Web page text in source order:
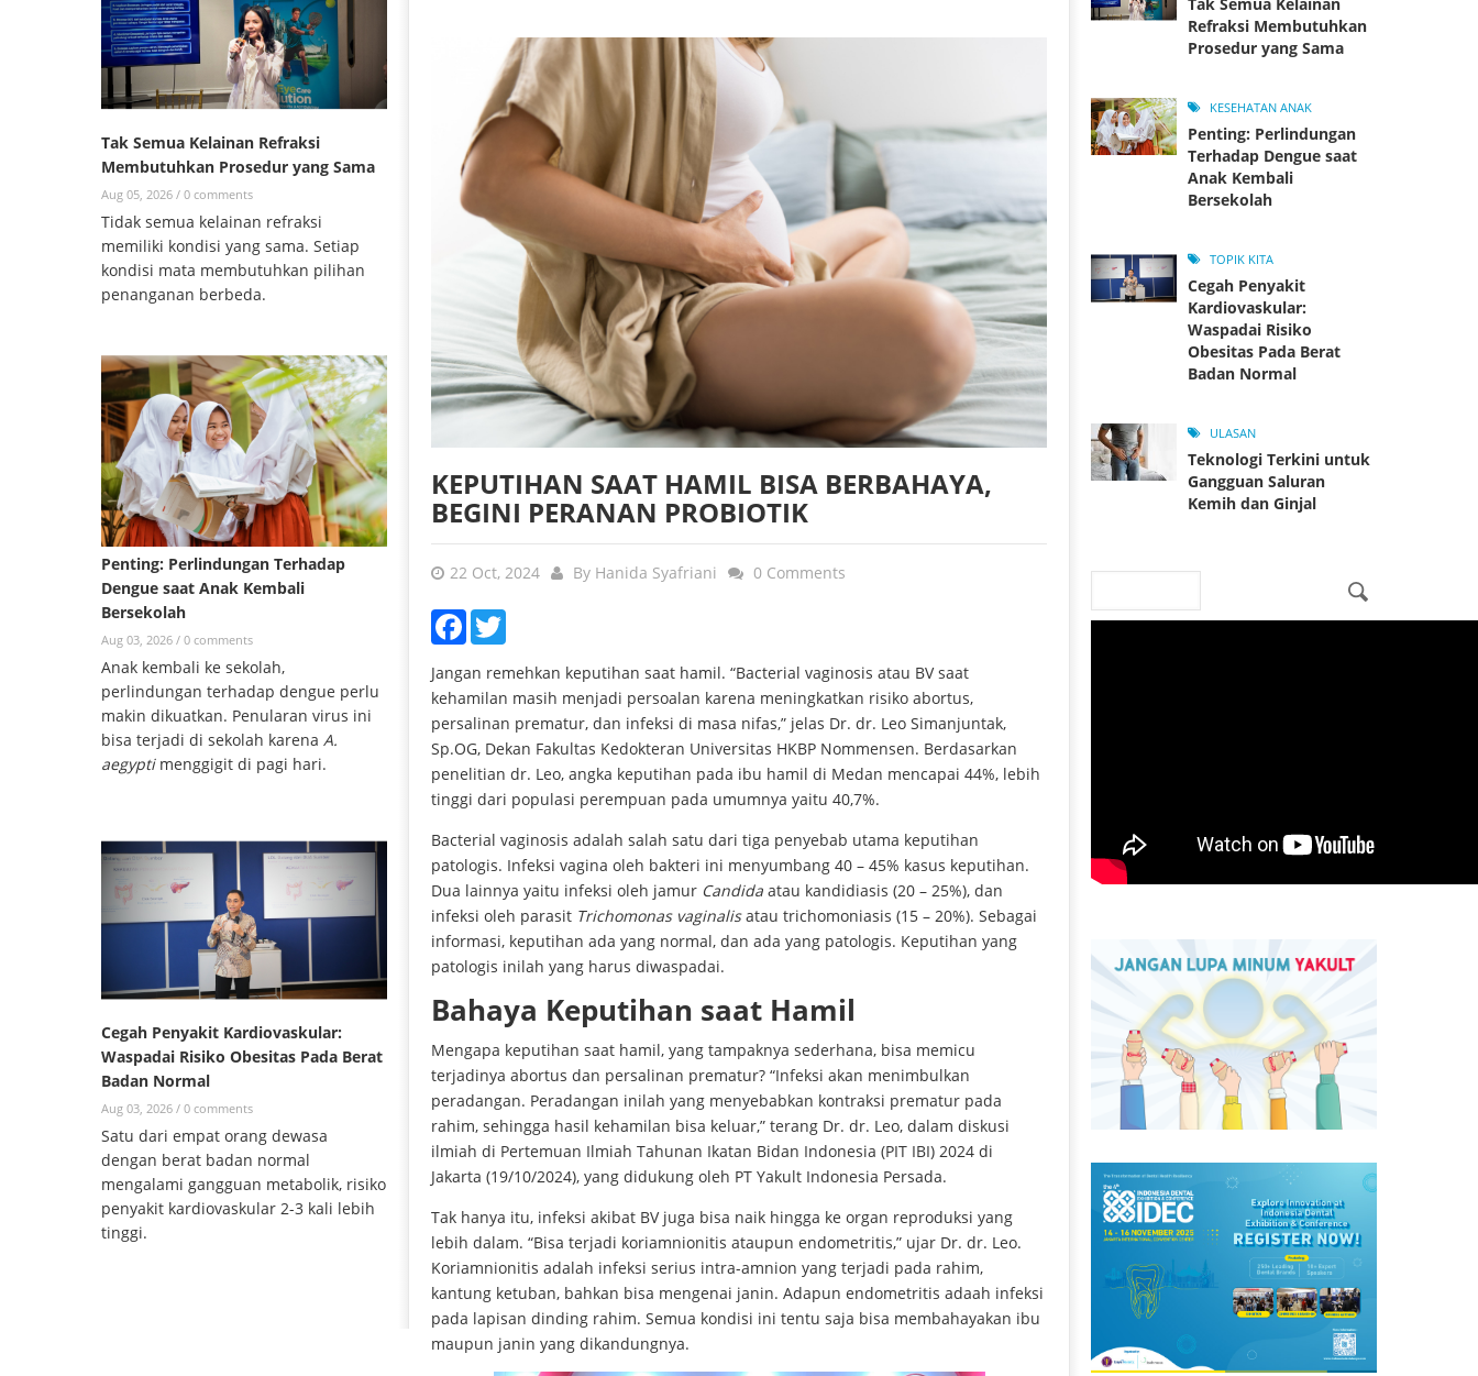
KEPUTIHAN SAAT HAMIL BISA BERBAHAYA,
BEGINI PERANAN PROBIOTIK
22 Oct, 2024 By Hanida Syafriani 0 Comments
Facebook
Jangan remehkan keputihan saat hamil. “Bacterial vaginosis atau BV saat
kehamilan masih menjadi persoalan karena meningkatkan risiko abortus,
persalinan prematur, dan infeksi di masa nifas,” jelas Dr. dr. Leo Simanjuntak,
Sp.OG, Dekan Fakultas Kedokteran Universitas HKBP Nommensen. Berdasarkan
penelitian dr. Leo, angka keputihan pada ibu hamil di Medan mencapai 44%, lebih
tinggi dari populasi perempuan pada umumnya yaitu 40,7%.
Bacterial vaginosis adalah salah satu dari tiga penyebab utama keputihan
patologis. Infeksi vagina oleh bakteri ini menyumbang 40 – 45% kasus keputihan.
Dua lainnya yaitu infeksi oleh jamur Candida atau kandidiasis (20 – 25%), dan
infeksi oleh parasit Trichomonas vaginalisatau trichomoniasis (15 – 20%). Sebagai
informasi, keputihan ada yang normal, dan ada yang patologis. Keputihan yang
patologis inilah yang harus diwaspadai.
Bahaya Keputihan saat Hamil
Mengapa keputihan saat hamil, yang tampaknya sederhana, bisa memicu
terjadinya abortus dan persalinan prematur? “Infeksi akan menimbulkan
peradangan. Peradangan inilah yang menyebabkan kontraksi prematur pada
rahim, sehingga hasil kehamilan bisa keluar,” terang Dr. dr. Leo, dalam diskusi
ilmiah di Pertemuan Ilmiah Tahunan Ikatan Bidan Indonesia (PIT IBI) 2024 di
Jakarta (19/10/2024), yang didukung oleh PT Yakult Indonesia Persada.
Tak hanya itu, infeksi akibat BV juga bisa naik hingga ke organ reproduksi yang
lebih dalam. “Bisa terjadi koriamnionitis ataupun endometritis,” ujar Dr. dr. Leo.
Koriamnionitis adalah infeksi serius intra-amnion yang terjadi pada rahim,
kantung ketuban, bahkan bisa mengenai janin. Adapun endometritis adaah infeksi
pada lapisan dinding rahim. Semua kondisi ini tentu saja bisa membahayakan ibu
maupun janin yang dikandungnya.
Tak Semua Kelainan Refraksi
Membutuhkan Prosedur yang Sama
Aug 05, 2026 / 0 comments
Tidak semua kelainan refraksi
memiliki kondisi yang sama. Setiap
kondisi mata membutuhkan pilihan
penanganan berbeda.
Penting: Perlindungan Terhadap
Dengue saat Anak Kembali
Bersekolah
Aug 03, 2026 / 0 comments
Anak kembali ke sekolah,
perlindungan terhadap dengue perlu
makin dikuatkan. Penularan virus ini
bisa terjadi di sekolah karena A.
aegyptimenggigit di pagi hari.
Cegah Penyakit Kardiovaskular:
Waspadai Risiko Obesitas Pada Berat
Badan Normal
Aug 03, 2026 / 0 comments
Satu dari empat orang dewasa
dengan berat badan normal
mengalami gangguan metabolik, risiko
penyakit kardiovaskular 2-3 kali lebih
tinggi.
Refraksi Membutuhkan
Prosedur yang Sama
KESEHATAN ANAK
Penting: Perlindungan
Terhadap Dengue saat
Anak Kembali
Bersekolah
TOPIK KITA
Cegah Penyakit
Kardiovaskular:
Waspadai Risiko
Obesitas Pada Berat
Badan Normal
ULASAN
Teknologi Terkini untuk
Gangguan Saluran
Kemih dan Ginjal